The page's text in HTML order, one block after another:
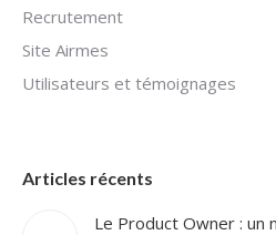
Recrutement
Site Airmes
Utilisateurs et témoignages
Articles récents
Le Product Owner : un